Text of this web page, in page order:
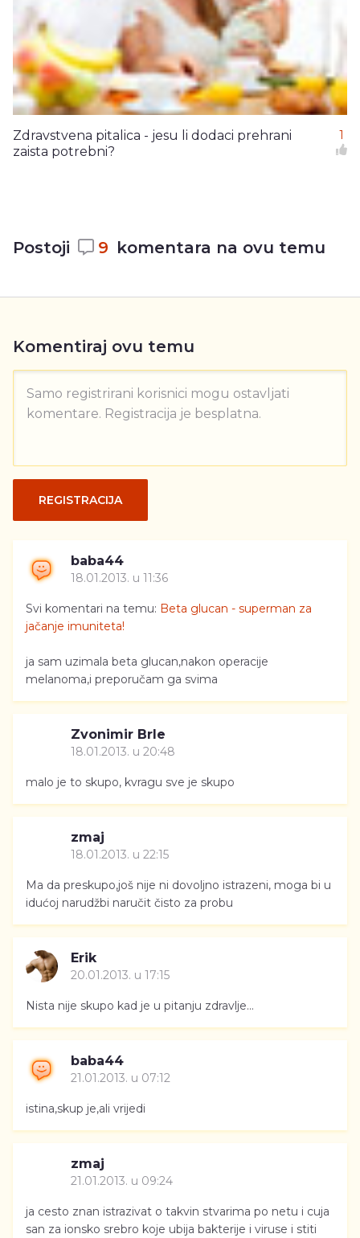
Zdravstvena pitalica - jesu li dodaci prehrani
zaista potrebni?
1
Postoji 9 komentara na ovu temu
Komentiraj ovu temu
Samo registrirani korisnici mogu ostavljati
komentare. Registracija je besplatna.
REGISTRACIJA
baba44
18.01.2013. u 11:36
Svi komentari na temu: Beta glucan - superman za
jačanje imuniteta!
ja sam uzimala beta glucan,nakon operacije
melanoma,i preporučam ga svima
Zvonimir Brle
18.01.2013. u 20:48
malo je to skupo, kvragu sve je skupo
zmaj
18.01.2013. u 22:15
Ma da preskupo,još nije ni dovoljno istrazeni, moga bi u
idućoj narudžbi naručit čisto za probu
Erik
20.01.2013. u 17:15
Nista nije skupo kad je u pitanju zdravlje...
baba44
21.01.2013. u 07:12
istina,skup je,ali vrijedi
zmaj
21.01.2013. u 09:24
ja cesto znan istrazivat o takvin stvarima po netu i cuja
san za ionsko srebro koje ubija bakterije i viruse i stiti